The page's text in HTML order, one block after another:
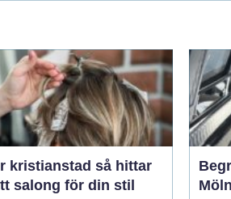
så hittar
salong för din stil